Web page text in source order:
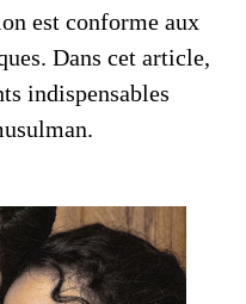
est conforme aux
Dans cet article,
indispensables